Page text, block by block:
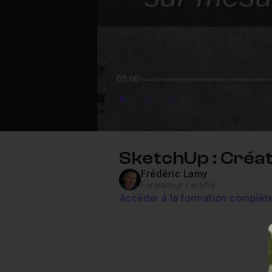
00:00
PlayForwardForward
SketchUp :
Frédéric Lamy
Accéder à la formation